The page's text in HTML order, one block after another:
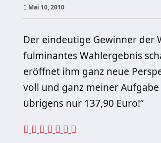
Mai 10, 2010
Der eindeutige Gewinner der
fulminantes Wahlergebnis
eröffnet ihm ganz neue
voll und ganz meiner
übrigens nur 137,90 Euro!“